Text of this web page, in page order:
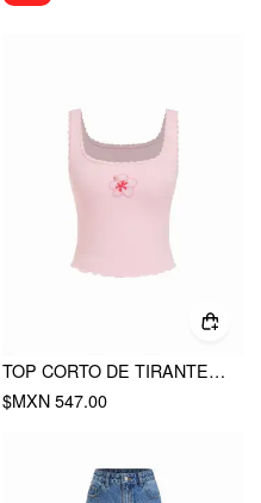
TOP CORTO DE TIRANTES AJUSTADO CON ESCOTE CUADRADO, ENCAJE Y PEDRERÍA
$MXN 547.00